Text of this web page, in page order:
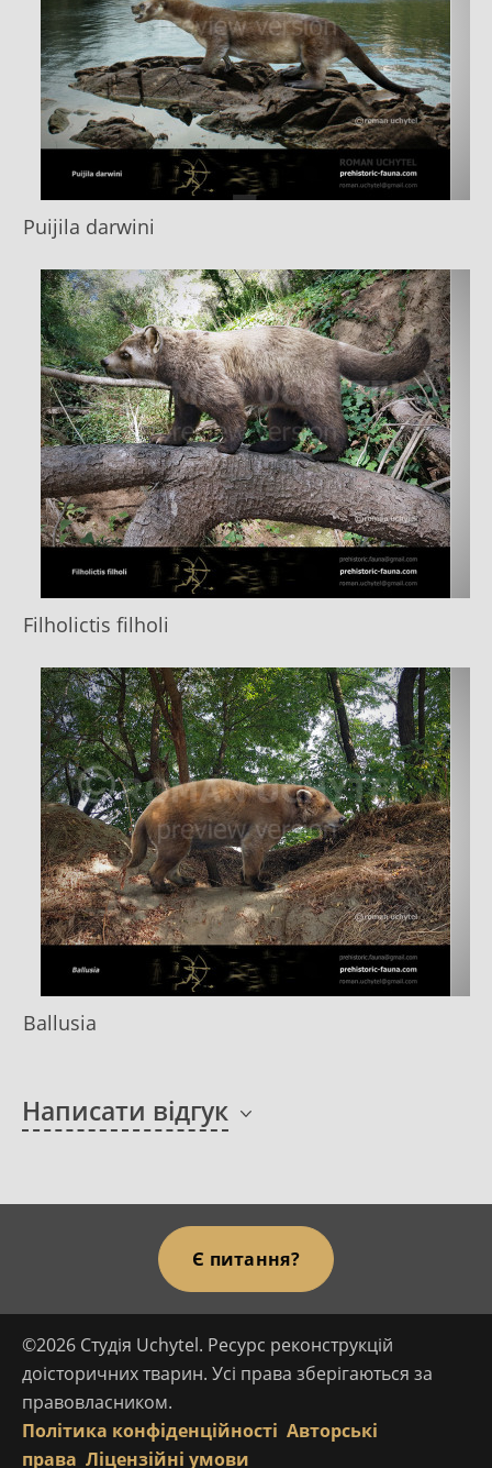
Puijila darwini
Filholictis filholi
Ballusia
Написати відгук
Є питання?
©2026 Студія Uchytel. Ресурс реконструкцій
доісторичних тварин. Усі права зберігаються за
правовласником.
Політика конфіденційності Авторські
права Ліцензійні умови